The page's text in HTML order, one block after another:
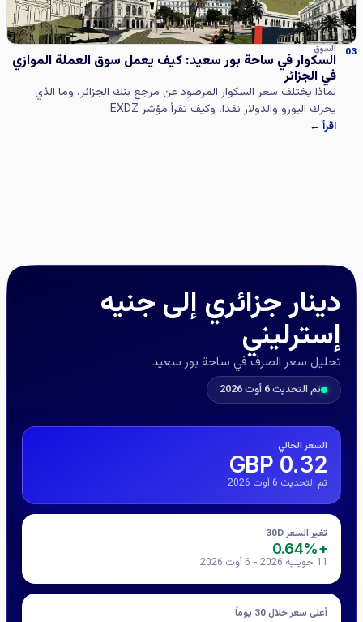
03 السوق
السكوار في ساحة بور سعيد: كيف يعمل سوق العملة الموازي
في الجزائر
لماذا يختلف سعر السكوار المرصود عن مرجع بنك الجزائر، وما الذي
يحرك اليورو والدولار نقدا، وكيف تقرأ مؤشر EXDZ.
اقرأ ←
دينار جزائري إلى جنيه
إسترليني
تحليل سعر الصرف في ساحة بور سعيد
تم التحديث 6 أوت 2026
السعر الحالي
0.32 GBP
تم التحديث 6 أوت 2026
تغير السعر 30D
+0.64%
11 جويلية 2026 - 6 أوت 2026
أعلى سعر خلال 30 يوماً